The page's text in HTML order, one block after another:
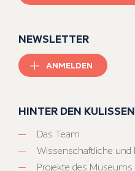
NEWSLETTER
ANMELDEN
HINTER DEN
Das Team
Wissenschaftliche und
Projekte des Museums